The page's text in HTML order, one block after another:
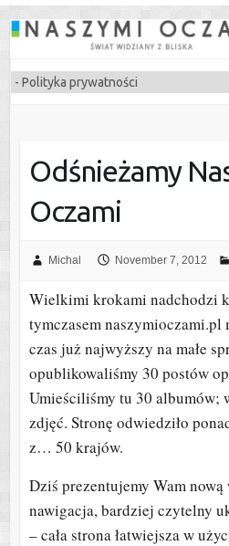
Odśnieżamy
Oczami
Michal November 7, 2012
Wielkimi krokami nadchodzi
tymczasem naszymioczami.pl
czas już najwyższy na małe
opublikowaliśmy 30 postów
Umieściliśmy tu 30 albumów;
zdjęć. Stronę odwiedziło
z… 50 krajów.
Dziś prezentujemy Wam
nawigacja, bardziej czytelny
– cała strona łatwiejsza w